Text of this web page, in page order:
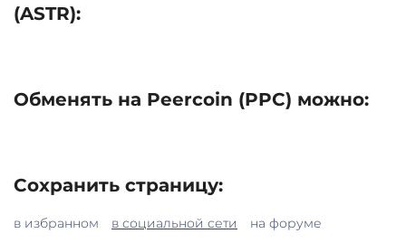
(ASTR):
Обменять на Peercoin (PPC) можно:
Сохранить страницу:
в избранном в социальной сети
на форуме